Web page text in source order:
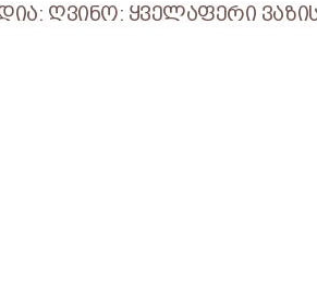
ღვინო: ყველაფერი